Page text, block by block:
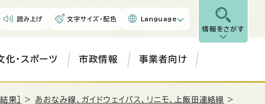
読み上げ 文字サイズ・配色 Language
情報をさがす
化・スポーツ 市政情報 事業者向け
果］ > あおなみ線、ガイドウェイバス、リニモ、上飯田連絡線 >